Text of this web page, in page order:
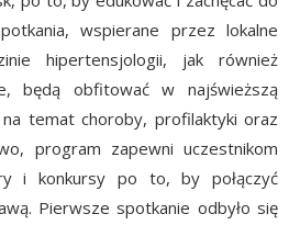
wspierane przez lokalne
hipertensjologii, jak również
będą obfitować w najświeższą
temat choroby, profilaktyki oraz
program zapewni uczestnikom
i konkursy po to, by połączyć
Pierwsze spotkanie odbyło się